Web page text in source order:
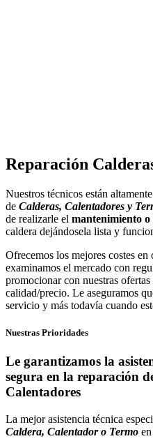
Reparación
Nuestros técnicos están
de Calderas, Calentadores y
de realizarle el mantenimiento o
caldera dejándosela lista y
Ofrecemos los mejores costes
examinamos el mercado con
promocionar con nuestras
calidad/precio. Le aseguramos
servicio y más todavía cuando
Nuestras Prioridades
Le garantizamos la
segura en la reparación
Calentadores
La mejor asistencia técnica
Caldera, Calentador o Termo